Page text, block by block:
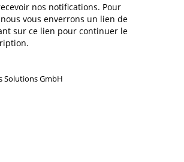
nos notifications. Pour
vous enverrons un lien de
sur ce lien pour continuer le
Solutions GmbH